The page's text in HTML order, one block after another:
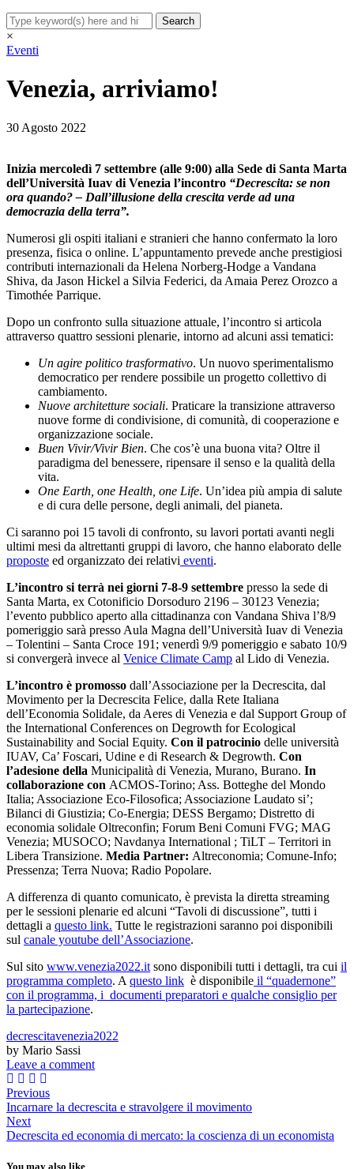
×
Eventi
Venezia, arriviamo!
30 Agosto 2022
Inizia mercoledì 7 settembre (alle 9:00) alla Sede di Santa Marta
dell’Università Iuav di Venezia l’incontro “Decrescita: se non
ora quando? – Dall’illusione della crescita verde ad una
democrazia della terra”.
Numerosi gli ospiti italiani e stranieri che hanno confermato la loro
presenza, fisica o online. L’appuntamento prevede anche prestigiosi
contributi internazionali da Helena Norberg-Hodge a Vandana
Shiva, da Jason Hickel a Silvia Federici, da Amaia Perez Orozco a
Timothée Parrique.
Dopo un confronto sulla situazione attuale, l’incontro si articola
attraverso quattro sessioni plenarie, intorno ad alcuni assi tematici:
Un agire politico trasformativo. Un nuovo sperimentalismo
democratico per rendere possibile un progetto collettivo di
cambiamento.
Nuove architetture sociali. Praticare la transizione attraverso
nuove forme di condivisione, di comunità, di cooperazione e
organizzazione sociale.
Buen Vivir/Vivir Bien. Che cos’è una buona vita? Oltre il
paradigma del benessere, ripensare il senso e la qualità della
vita.
One Earth, one Health, one Life. Un’idea più ampia di salute
e di cura delle persone, degli animali, del pianeta.
Ci saranno poi 15 tavoli di confronto, su lavori portati avanti negli
ultimi mesi da altrettanti gruppi di lavoro, che hanno elaborato delle
proposte ed organizzato dei relativi eventi.
L’incontro si terrà nei giorni 7-8-9 settembre presso la sede di
Santa Marta, ex Cotonificio Dorsoduro 2196 – 30123 Venezia;
l’evento pubblico aperto alla cittadinanza con Vandana Shiva l’8/9
pomeriggio sarà presso Aula Magna dell’Università Iuav di Venezia
– Tolentini – Santa Croce 191; venerdì 9/9 pomeriggio e sabato 10/9
si convergerà invece al Venice Climate Camp al Lido di Venezia.
L’incontro è promosso dall’Associazione per la Decrescita, dal
Movimento per la Decrescita Felice, dalla Rete Italiana
dell’Economia Solidale, da Aeres di Venezia e dal Support Group of
the International Conferences on Degrowth for Ecological
Sustainability and Social Equity. Con il patrocinio delle università
IUAV, Ca’ Foscari, Udine e di Research & Degrowth. Con
l’adesione della Municipalità di Venezia, Murano, Burano. In
collaborazione con ACMOS-Torino; Ass. Botteghe del Mondo
Italia; Associazione Eco-Filosofica; Associazione Laudato si’;
Bilanci di Giustizia; Co-Energia; DESS Bergamo; Distretto di
economia solidale Oltreconfin; Forum Beni Comuni FVG; MAG
Venezia; MUSOCO; Navdanya International ; TiLT – Territori in
Libera Transizione. Media Partner: Altreconomia; Comune-Info;
Pressenza; Terra Nuova; Radio Popolare.
A differenza di quanto comunicato, è prevista la diretta streaming
per le sessioni plenarie ed alcuni “Tavoli di discussione”, tutti i
dettagli a questo link. Tutte le registrazioni saranno poi disponibili
sul canale youtube dell’Associazione.
Sul sito www.venezia2022.it sono disponibili tutti i dettagli, tra cui il
programma completo. A questo link è disponibile il “quadernone”
con il programma, i documenti preparatori e qualche consiglio per
la partecipazione.
decrescitavenezia2022
by Mario Sassi
Leave a comment
Previous
Incarnare la decrescita e stravolgere il movimento
Next
Decrescita ed economia di mercato: la coscienza di un economista
You may also like